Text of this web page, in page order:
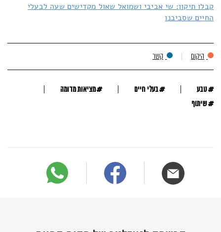
קבלו תיקון: שי אביבי ושמואל שאול מקדישים שעה לבעלי
החיים שסביבנו
היקום קשר
#טבע #בעלי חיים #מציאות מדומה
#שיתוף